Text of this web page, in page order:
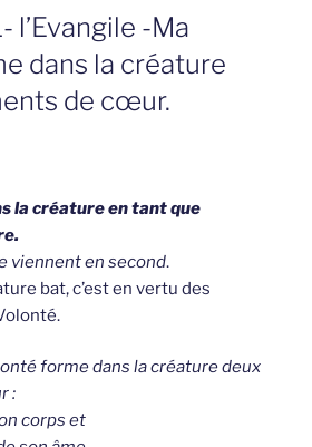
l’Evangile -Ma
dans la créature
de cœur.
la créature en tant que
viennent en second.
bat, c’est en vertu des
forme dans la créature deux
:
corps et